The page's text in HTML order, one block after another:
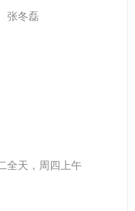
张冬磊
全天，周四上午